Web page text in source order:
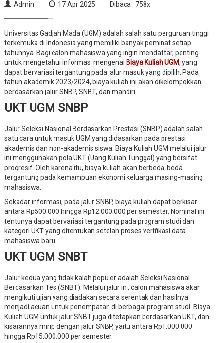
Admin 17 Apr 2025 Dibaca : 758x
Universitas Gadjah Mada (UGM) adalah salah satu perguruan tinggi
terkemuka di Indonesia yang memiliki banyak peminat setiap
tahunnya. Bagi calon mahasiswa yang ingin mendaftar, penting
untuk mengetahui informasi mengenai Biaya Kuliah UGM, yang
dapat bervariasi tergantung pada jalur masuk yang dipilih. Pada
tahun akademik 2023/2024, biaya kuliah ini akan dikelompokkan
berdasarkan jalur SNBP, SNBT, dan mandiri.
UKT UGM SNBP
Jalur Seleksi Nasional Berdasarkan Prestasi (SNBP) adalah salah
satu cara untuk masuk UGM yang didasarkan pada prestasi
akademis dan non-akademis siswa. Biaya Kuliah UGM melalui jalur
ini menggunakan pola UKT (Uang Kuliah Tunggal) yang bersifat
progresif. Oleh karena itu, biaya kuliah akan berbeda-beda
tergantung pada kemampuan ekonomi keluarga masing-masing
mahasiswa.
Sekadar informasi, pada jalur SNBP, biaya kuliah dapat berkisar
antara Rp500.000 hingga Rp12.000.000 per semester. Nominal ini
tentunya dapat bervariasi tergantung pada program studi dan
kategori UKT yang ditentukan setelah proses verifikasi data
mahasiswa baru.
UKT UGM SNBT
Jalur kedua yang tidak kalah populer adalah Seleksi Nasional
Berdasarkan Tes (SNBT). Melalui jalur ini, calon mahasiswa akan
mengikuti ujian yang diadakan secara serentak dan hasilnya
menjadi acuan untuk penempatan di berbagai program studi. Biaya
Kuliah UGM untuk jalur SNBT juga ditetapkan berdasarkan UKT, dan
kisarannya mirip dengan jalur SNBP, yaitu antara Rp1.000.000
hingga Rp15.000.000 per semester.